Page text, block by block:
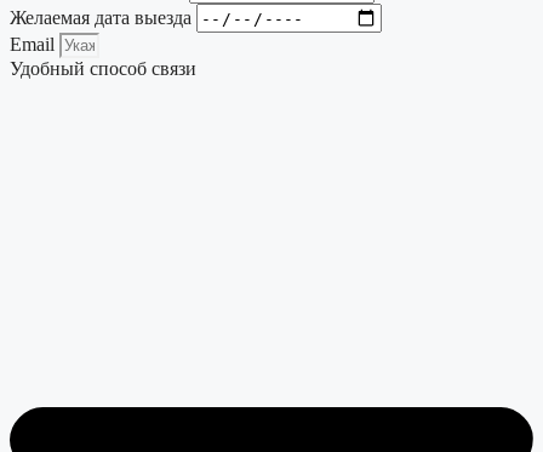
Желаемая дата выезда
Email
Удобный способ связи